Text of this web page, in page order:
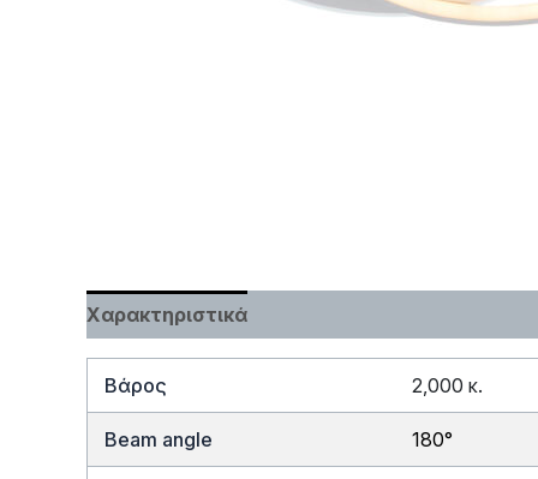
Χαρακτηριστικά
Βάρος 2,000 κ.
Beam angle 180°